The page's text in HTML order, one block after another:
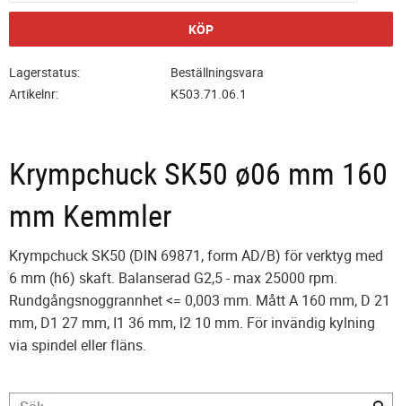
KÖP
Lagerstatus
Beställningsvara
Artikelnr
K503.71.06.1
Krympchuck SK50 ø06 mm 160
mm Kemmler
Krympchuck SK50 (DIN 69871, form AD/B) för verktyg med
6 mm (h6) skaft. Balanserad G2,5 - max 25000 rpm.
Rundgångsnoggrannhet <= 0,003 mm. Mått A 160 mm, D 21
mm, D1 27 mm, I1 36 mm, l2 10 mm. För invändig kylning
via spindel eller fläns.